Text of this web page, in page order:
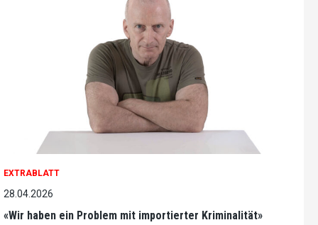
EXTRABLATT
28.04.2026
«Wir haben ein Problem mit importierter Kriminalität»